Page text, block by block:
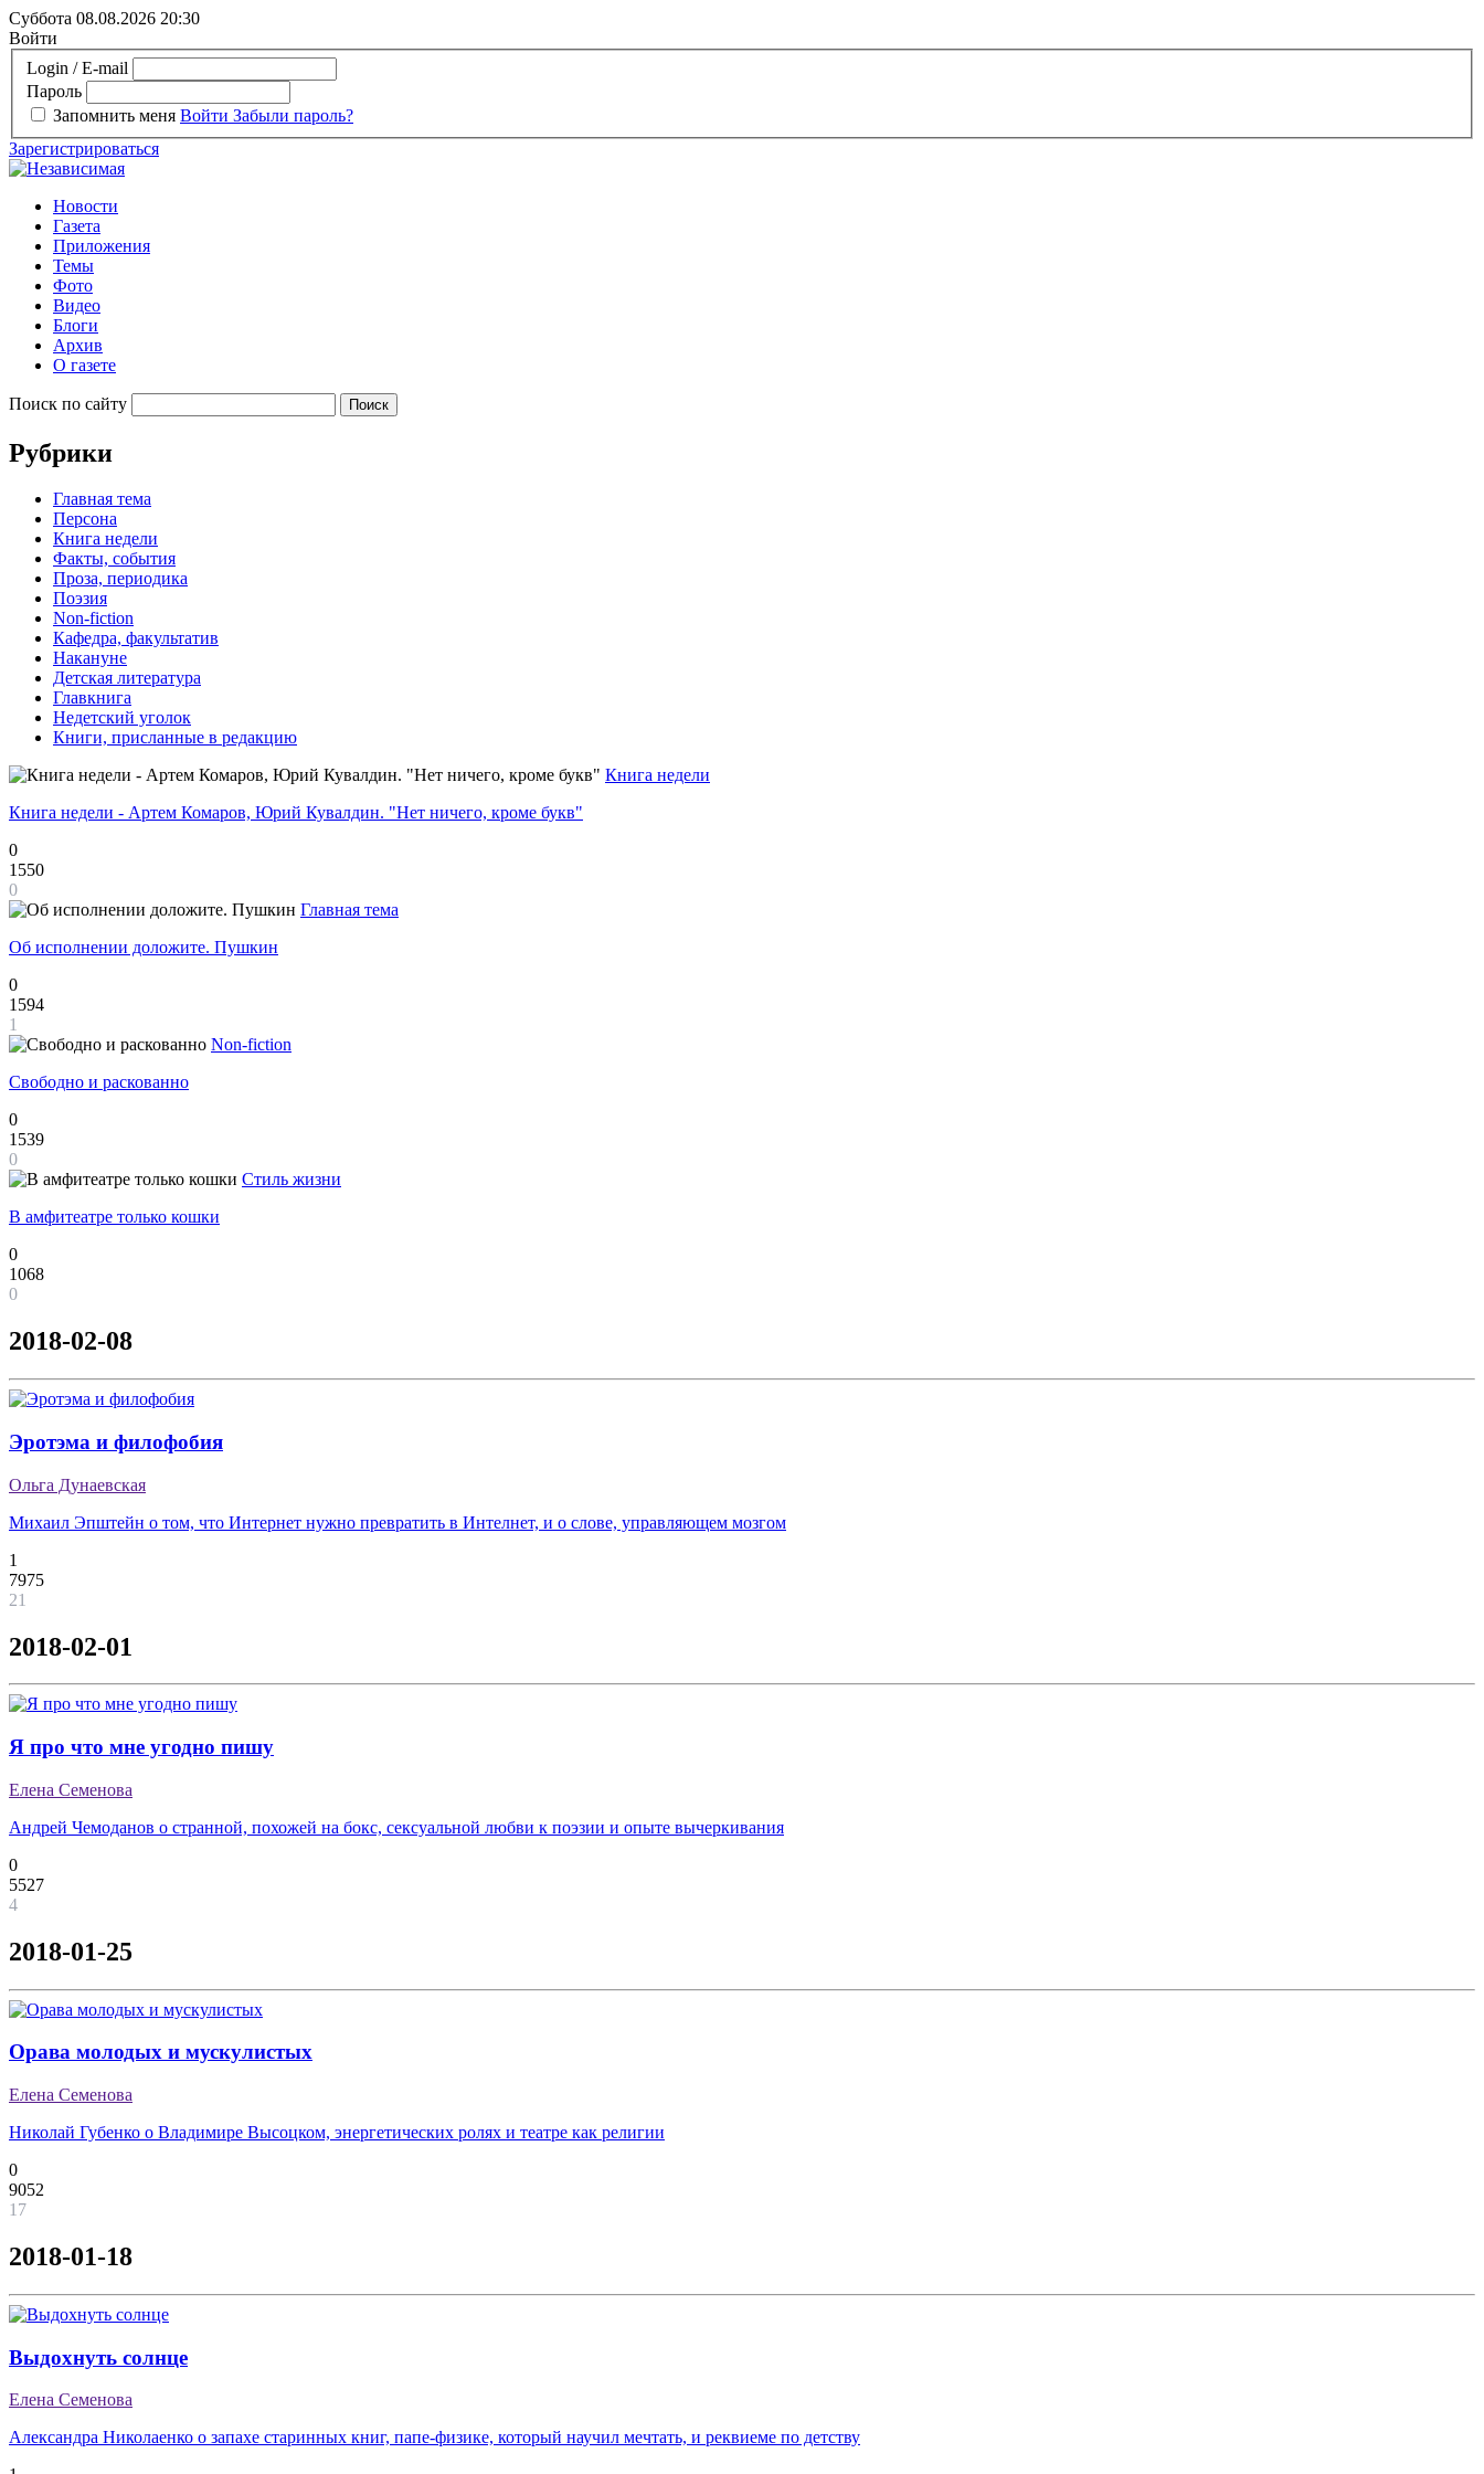
Суббота 08.08.2026 20:30
Войти
Login / E-mail
Пароль
Запомнить меня Войти Забыли пароль?
Зарегистрироваться
Новости
Газета
Приложения
Темы
Фото
Видео
Блоги
Архив
О газете
Поиск по сайту
Рубрики
Главная тема
Персона
Книга недели
Факты, события
Проза, периодика
Поэзия
Non-fiction
Кафедра, факультатив
Накануне
Детская литература
Главкнига
Недетский уголок
Книги, присланные в редакцию
Книга недели
Книга недели - Артем Комаров, Юрий Кувалдин. "Нет ничего, кроме букв"
0
1550
0
Главная тема
Об исполнении доложите. Пушкин
0
1594
1
Non-fiction
Свободно и раскованно
0
1539
0
Стиль жизни
В амфитеатре только кошки
0
1068
0
2018-02-08
Эротэма и филофобия
Ольга Дунаевская
Михаил Эпштейн о том, что Интернет нужно превратить в Интелнет, и о слове, управляющем мозгом
1
7975
21
2018-02-01
Я про что мне угодно пишу
Елена Семенова
Андрей Чемоданов о странной, похожей на бокс, сексуальной любви к поэзии и опыте вычеркивания
0
5527
4
2018-01-25
Орава молодых и мускулистых
Елена Семенова
Николай Губенко о Владимире Высоцком, энергетических ролях и театре как религии
0
9052
17
2018-01-18
Выдохнуть солнце
Елена Семенова
Александра Николаенко о запахе старинных книг, папе-физике, который научил мечтать, и реквиеме по детству